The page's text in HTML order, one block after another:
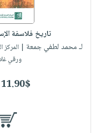
تاريخ فلاسفة
لـ محمد لطفي جمعة | المركز
ورقي
11.90$